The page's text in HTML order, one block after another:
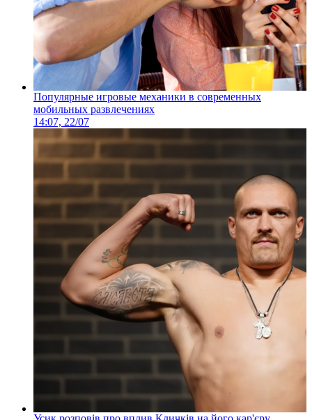
Популярные игровые механики в современных
мобильных развлечениях
14:07, 22/07